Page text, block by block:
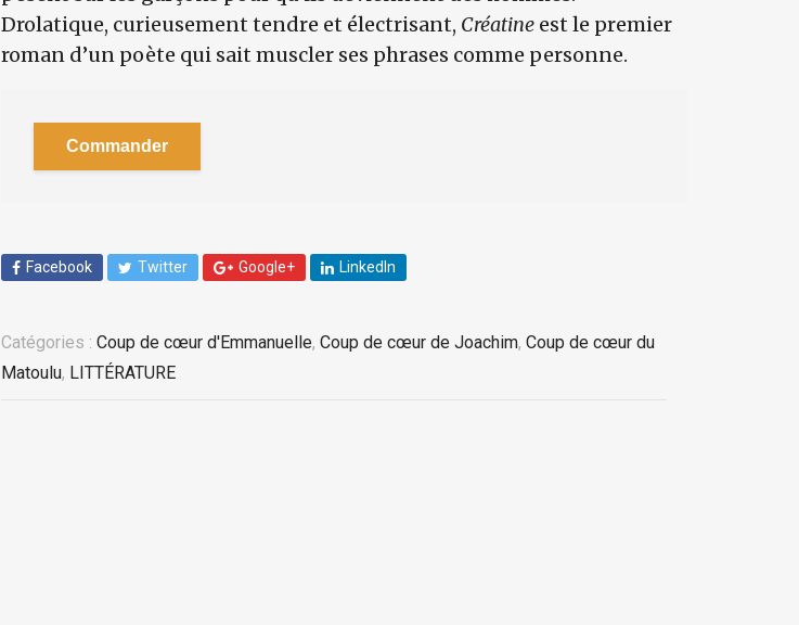
Drolatique, curieusement tendre et électrisant, Créatine est le premier
roman d’un poète qui sait muscler ses phrases comme personne.
Commander
Facebook Twitter Google+ LinkedIn
Catégories : Coup de cœur d'Emmanuelle, Coup de cœur de Joachim, Coup de cœur du
Matoulu, LITTÉRATURE